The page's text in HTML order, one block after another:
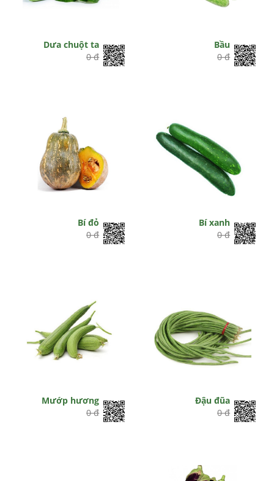
Dưa chuột ta
0 đ
Bầu
0 đ
Bí đỏ
0 đ
Bí xanh
0 đ
Mướp hương
0 đ
Đậu đũa
0 đ